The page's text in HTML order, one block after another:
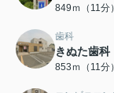
849ｍ（11分）
歯科
きぬた歯科
853ｍ（11分）